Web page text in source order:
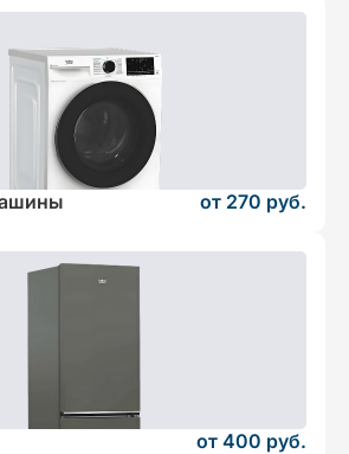
от 270 руб.
от 400 руб.